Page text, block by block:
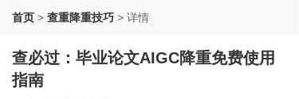
首页 > 查重降重技巧 > 详情
查必过：毕业论文AIGC降重免费使用
指南